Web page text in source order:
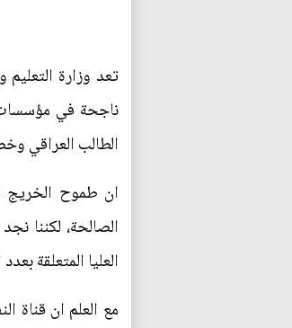
تعد وزارة
ناجحة في مؤسسات
الطالب العراقي
ان طموح الخريج
الصالحة، لكننا
العليا المتعلقة بعدد المقاعد
مع العلم ان قناة